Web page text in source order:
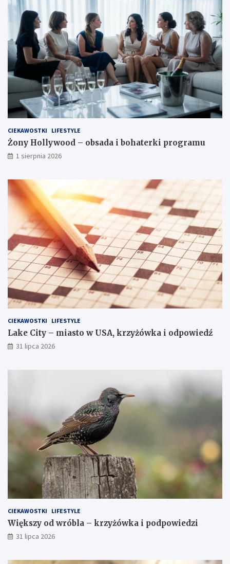
CIEKAWOSTKI LIFESTYLE
Żony Hollywood – obsada i bohaterki programu
1 sierpnia 2026
CIEKAWOSTKI LIFESTYLE
Lake City – miasto w USA, krzyżówka i odpowiedź
31 lipca 2026
CIEKAWOSTKI LIFESTYLE
Większy od wróbla – krzyżówka i podpowiedzi
31 lipca 2026